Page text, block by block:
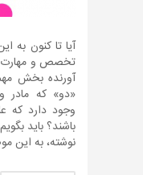
آیا تا کنون به
تخصص و مهارت
آورنده بخش
«دو» که مادر
وجود دارد که
باشند؟ باید
نوشته، به این